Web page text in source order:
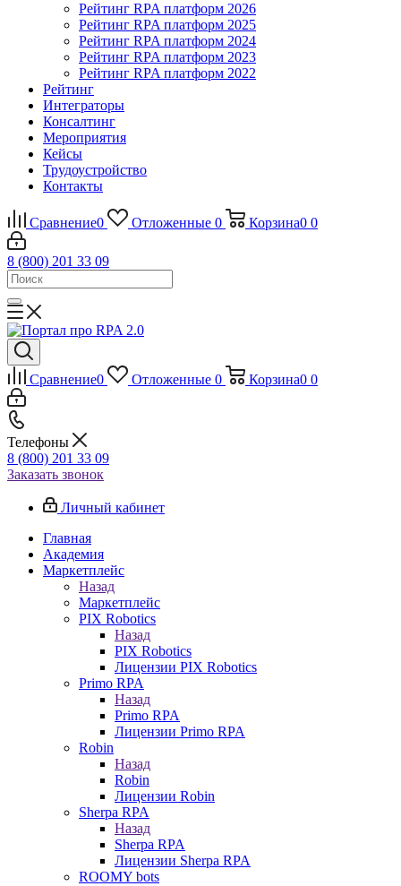
Рейтинг RPA платформ 2026
Рейтинг RPA платформ 2025
Рейтинг RPA платформ 2024
Рейтинг RPA платформ 2023
Рейтинг RPA платформ 2022
Рейтинг
Интеграторы
Консалтинг
Mероприятия
Кейсы
Трудоустройство
Контакты
Сравнение0 Отложенные 0 Корзина0 0
8 (800) 201 33 09
Сравнение0 Отложенные 0 Корзина0 0
Телефоны
8 (800) 201 33 09
Заказать звонок
Личный кабинет
Главная
Академия
Маркетплейс
Назад
Маркетплейс
PIX Robotics
Назад
PIX Robotics
Лицензии PIX Robotics
Primo RPA
Назад
Primo RPA
Лицензии Primo RPA
Robin
Назад
Robin
Лицензии Robin
Sherpa RPA
Назад
Sherpa RPA
Лицензии Sherpa RPA
ROOMY bots